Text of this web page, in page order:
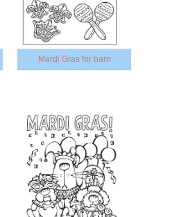
Mardi Gras for barn